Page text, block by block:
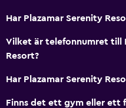
Har Plazamar Serenity
Vilket är telefonnumret till
Resort?
Har Plazamar Serenity
Finns det ett gym eller ett